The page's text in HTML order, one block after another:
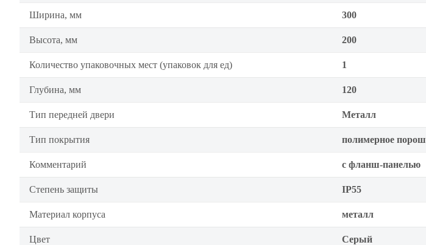
Ширина, мм 300
Высота, мм 200
Количество упаковочных мест (упаковок для ед) 1
Глубина, мм 120
Тип передней двери Металл
Тип покрытия полимерное
Комментарий с фланш-панелью
Степень защиты IP55
Материал корпуса металл
Цвет Серый